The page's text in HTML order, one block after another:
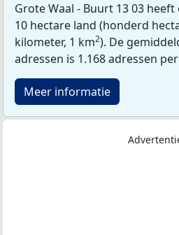
Grote Waal - Buurt 13 03
10 hectare land (honderd
kilometer, 1 km2). De
adressen is 1.168 adressen
Meer informatie